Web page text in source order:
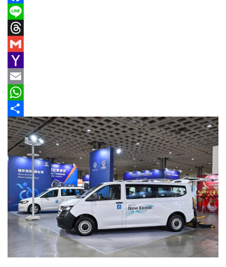
首
頁
新
車
情
報
車
輛
空
間
實
測
車
／
機
F
a
c
b
o
o
k
L
e
T
r
e
a
d
s
G
m
a
l
Y
a
h
o
o
M
l
E
m
a
i
l
W
h
a
t
p
p
分
享